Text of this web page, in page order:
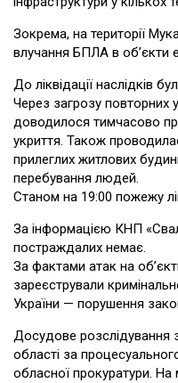
Зокрема, на території
влучання БПЛА в об’єкти
До ліквідації наслідків
Через загрозу повторних
доводилося тимчасово
укриття. Також
прилеглих житлових
перебування людей.
Станом на 19:00 пожежу
За інформацією КНП
постраждалих немає.
За фактами атак на
зареєстрували
України — порушення
Досудове розслідування
області за
обласної прокуратури. На